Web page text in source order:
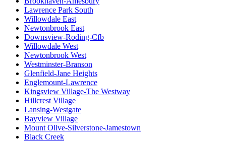
Lawrence Park South
Willowdale East
Newtonbrook East
Downsview-Roding-Cfb
Willowdale West
Newtonbrook West
Westminster-Branson
Glenfield-Jane Heights
Englemount-Lawrence
Kingsview Village-The Westway
Hillcrest Village
Lansing-Westgate
Bayview Village
Mount Olive-Silverstone-Jamestown
Black Creek